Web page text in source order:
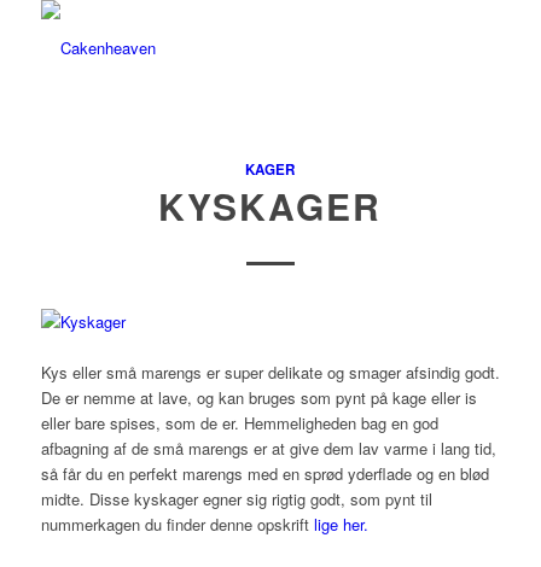
KAGER
KYSKAGER
Kys eller små marengs er super delikate og smager afsindig godt.
De er nemme at lave, og kan bruges som pynt på kage eller is
eller bare spises, som de er. Hemmeligheden bag en god
afbagning af de små marengs er at give dem lav varme i lang tid,
så får du en perfekt marengs med en sprød yderflade og en blød
midte. Disse kyskager egner sig rigtig godt, som pynt til
nummerkagen du finder denne opskrift lige her.